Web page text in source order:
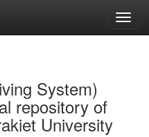
System)
repository of
University